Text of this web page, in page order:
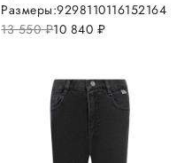
13 550руб.10 840 руб.
Размеры:9298110116152164